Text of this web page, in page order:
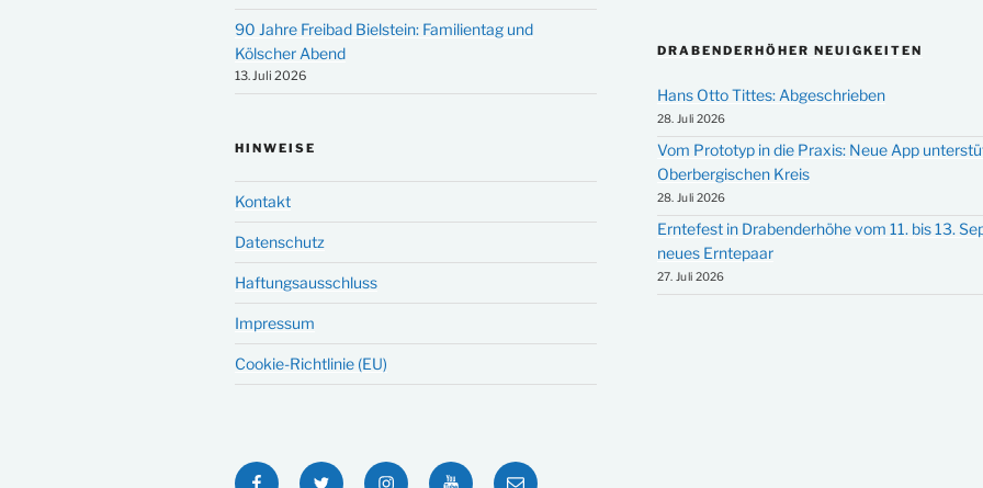
90 Jahre Freibad Bielstein: Familientag und
Kölscher Abend
13. Juli 2026
HINWEISE
Kontakt
Datenschutz
Haftungsausschluss
Impressum
Cookie-Richtlinie (EU)
DRABENDERHÖHER NEUIGKEITEN
Hans Otto Tittes: Abgeschrieben
28. Juli 2026
Vom Prototyp in die Praxis: Neue App
Oberbergischen Kreis
28. Juli 2026
Erntefest in Drabenderhöhe vom 11. bis 13.
neues Erntepaar
27. Juli 2026
FacebookTwitter InstagramYouTubeE-